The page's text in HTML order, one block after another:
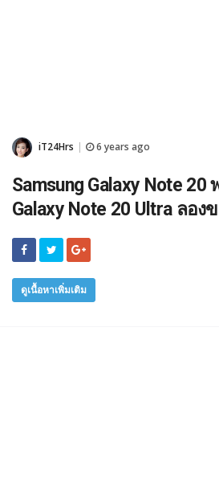
iT24Hrs 6 years ago
Samsung Galaxy Note 20
Galaxy Note 20 Ultra ลอง
ดูเนื้อหาเพิ่มเติม